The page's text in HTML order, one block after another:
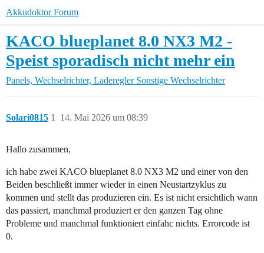
Akkudoktor Forum
KACO blueplanet 8.0 NX3 M2 -
Speist sporadisch nicht mehr ein
Panels, Wechselrichter, Laderegler Sonstige Wechselrichter
Solari0815 14. Mai 2026 um 08:39
1
Hallo zusammen,
ich habe zwei KACO blueplanet 8.0 NX3 M2 und einer von den
Beiden beschließt immer wieder in einen Neustartzyklus zu
kommen und stellt das produzieren ein. Es ist nicht ersichtlich wann
das passiert, manchmal produziert er den ganzen Tag ohne
Probleme und manchmal funktioniert einfahc nichts. Errorcode ist
0.